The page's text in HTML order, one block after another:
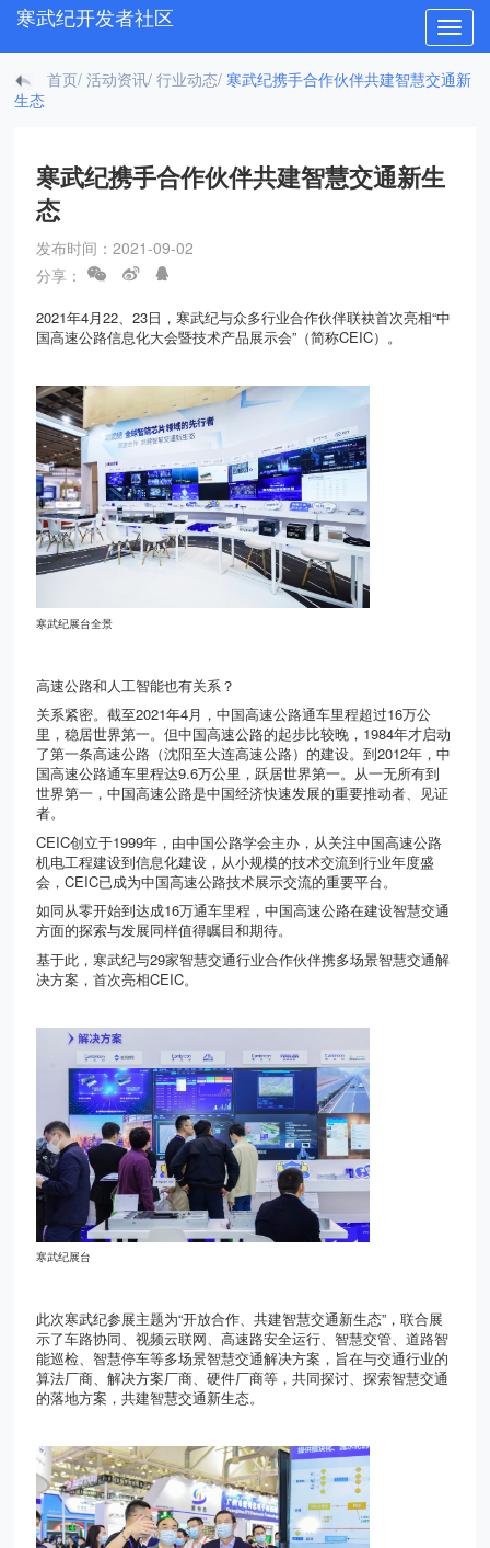
Toggle
寒武纪开发者社区
首页/ 活动资讯/ 行业动态/ 寒武纪携手合作伙伴共建智慧交通新
生态
寒武纪携手合作伙伴共建智慧交通新生
态
发布时间：2021-09-02
分享：
2021年4月22、23日，寒武纪与众多行业合作伙伴联袂首次亮相“中
国高速公路信息化大会暨技术产品展示会”（简称CEIC）。
寒武纪展台全景
高速公路和人工智能也有关系？
关系紧密。截至2021年4月，中国高速公路通车里程超过16万公
里，稳居世界第一。但中国高速公路的起步比较晚， 1984年才启动
了第一条高速公路（沈阳至大连高速公路）的建设。到2012年，中
国高速公路通车里程达9.6万公里，跃居世界第一。从一无所有到
世界第一，中国高速公路是中国经济快速发展的重要推动者、见证
者。
CEIC创立于1999年，由中国公路学会主办，从关注中国高速公路
机电工程建设到信息化建设，从小规模的技术交流到行业年度盛
会，CEIC已成为中国高速公路技术展示交流的重要平台。
如同从零开始到达成16万通车里程，中国高速公路在建设智慧交通
方面的探索与发展同样值得瞩目和期待。
基于此，寒武纪与29家智慧交通行业合作伙伴携多场景智慧交通解
决方案，首次亮相CEIC。
寒武纪展台
此次寒武纪参展主题为“开放合作、共建智慧交通新生态”，联合展
示了车路协同、视频云联网、高速路安全运行、智慧交管、道路智
能巡检、智慧停车等多场景智慧交通解决方案，旨在与交通行业的
算法厂商、解决方案厂商、硬件厂商等，共同探讨、探索智慧交通
的落地方案，共建智慧交通新生态。